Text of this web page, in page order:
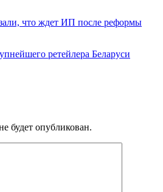
что ждет ИП после реформы
ретейлера Беларуси
будет опубликован.